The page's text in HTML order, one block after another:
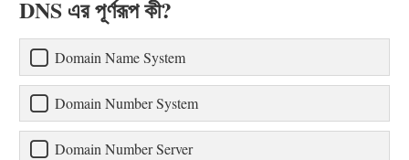
DNS এর পূর্ণরূপ কী?
Domain Name System
Domain Number System
Domain Number Server